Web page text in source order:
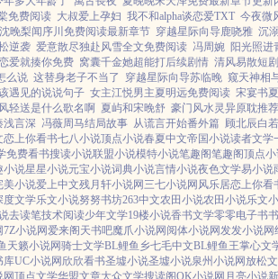
免费阅读 大叔爱上孕妇 我不和alpha谈恋爱TXT 今夜微
沈晚梨闻序川免费阅读最新章节 穿越星际向导鹿哓雅 沉
逆袭 爱意散尽独赴风雪全文免费阅读 冯周婉 阳光照进
爱就揍你免费 窝囊千金她超能打后续剧情 清风易散短
么说 这替身老子不当了 穿越星际向导苏临晚 窥天神相
遇见的说说句子 女主江悦男主夏明远免费阅读 宋宴书
轻送是什么歌名啊 夏屿和宋晚舒 豪门风水灵异原耽推
浅言深 冯薇周马结局故事 从谎言开始番外篇 顾北辰白
恋上你看书七八小说顶点小说春夏中文帝国小说读者文学
免费看书搜读小说联盟小说模特小说笔趣阁笔趣阁顶点
小说星星小说元宝小说词典小说言情小说夜色文学易小说
美小说爱上中文残月轩小说网 三七小说网 风乐居恋上你看
度文学乐文小说努努书坊263中文农田小说农田小说乐文
去读笔技术阅读少年文学19楼小说香书文学零零电子书
7Z小说网爱来阁 天书吧魔爪小说网 阅体小说网发发小说网
天籁小说网骑士文学BL鲤鱼乡七毛中文BL鲤鱼王掌心文
库UC小说网 欣欣看书圣墟小说圣墟小说泉州小说网放松
网顶点文学华盟文章大众文学搜读阁OK小说网 月亮小说